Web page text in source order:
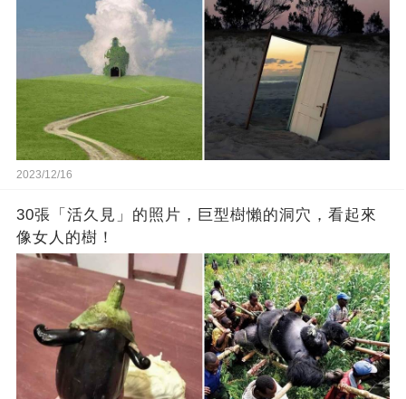
2023/12/16
30張「活久見」的照片，巨型樹懶的洞穴，看起來
像女人的樹！